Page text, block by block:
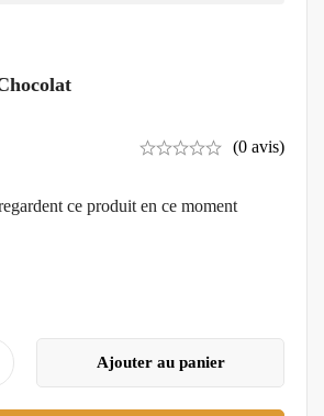
(0 avis)
ce produit en ce moment
Ajouter au panier